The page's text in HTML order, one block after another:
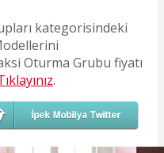
kategorisindeki
Oturma Grubu fiyatı
.